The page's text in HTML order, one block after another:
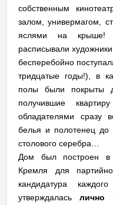
собственным
залом, универмагом,
яслями на крыше!
расписывали
бесперебойно
тридцатые годы!), в
полы были покрыты
получившие
обладателями сразу
белья и полотенец до
столового серебра…
Дом был построен в
Кремля для
кандидатура
утверждаласьлично